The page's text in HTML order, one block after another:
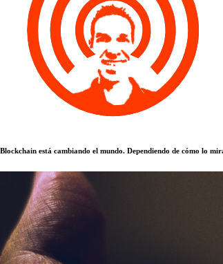
Blockchain está cambiando el mundo. Dependiendo de cómo lo